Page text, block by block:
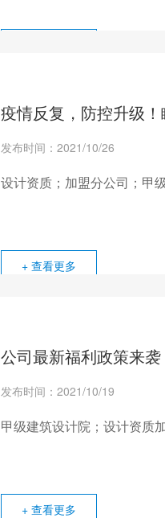
疫情反复，防控升级
发布时间：2021/10/26
设计资质；加盟分公司；甲
+ 查看更多
公司最新福利政策来袭
发布时间：2021/10/19
甲级建筑设计院；设计资质
+ 查看更多